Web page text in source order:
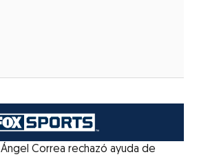
Ángel Correa rechazó ayuda de